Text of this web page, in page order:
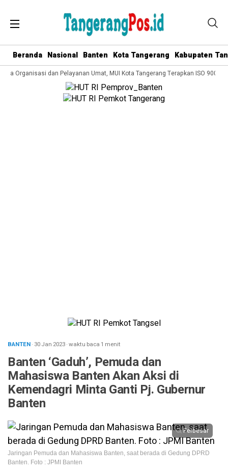
Beranda Nasional Banten Kota Tangerang Kabupaten
Organisasi dan Pelayanan Umat, MUI Kota Tangerang Terapkan ISO
BANTEN· 30 Jan 2023·waktu baca 1 menit
Banten ‘Gaduh’, Pemuda dan
Mahasiswa Banten Akan Aksi di
Kemendagri Minta Ganti Pj. Gubernur
Banten
Perbesar
Jaringan Pemuda dan Mahasiswa Banten, saat berada di Gedung DPRD
Banten. Foto : JPMI Banten